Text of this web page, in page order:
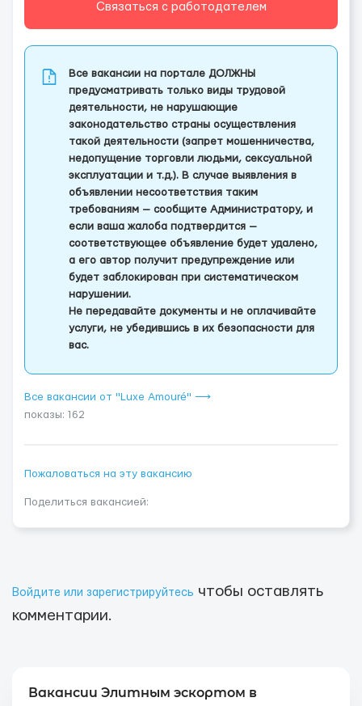
Связаться с работодателем
Все вакансии на портале ДОЛЖНЫ
предусматривать только виды трудовой
деятельности, не нарушающие
законодательство страны осуществления
такой деятельности (запрет мошенничества,
недопущение торговли людьми, сексуальной
эксплуатации и т.д.). В случае выявления в
объявлении несоответствия таким
требованиям — сообщите Администратору, и
если ваша жалоба подтвердится —
соответствующее объявление будет удалено,
а его автор получит предупреждение или
будет заблокирован при систематическом
нарушении.
Не передавайте документы и не оплачивайте
услуги, не убедившись в их безопасности для
вас.
Все вакансии от "Luxe Amouré" ⟶
показы: 162
Пожаловаться на эту вакансию
Поделиться вакансией:
Войдите или зарегистрируйтесь чтобы оставлять
комментарии.
Вакансии Элитным эскортом в